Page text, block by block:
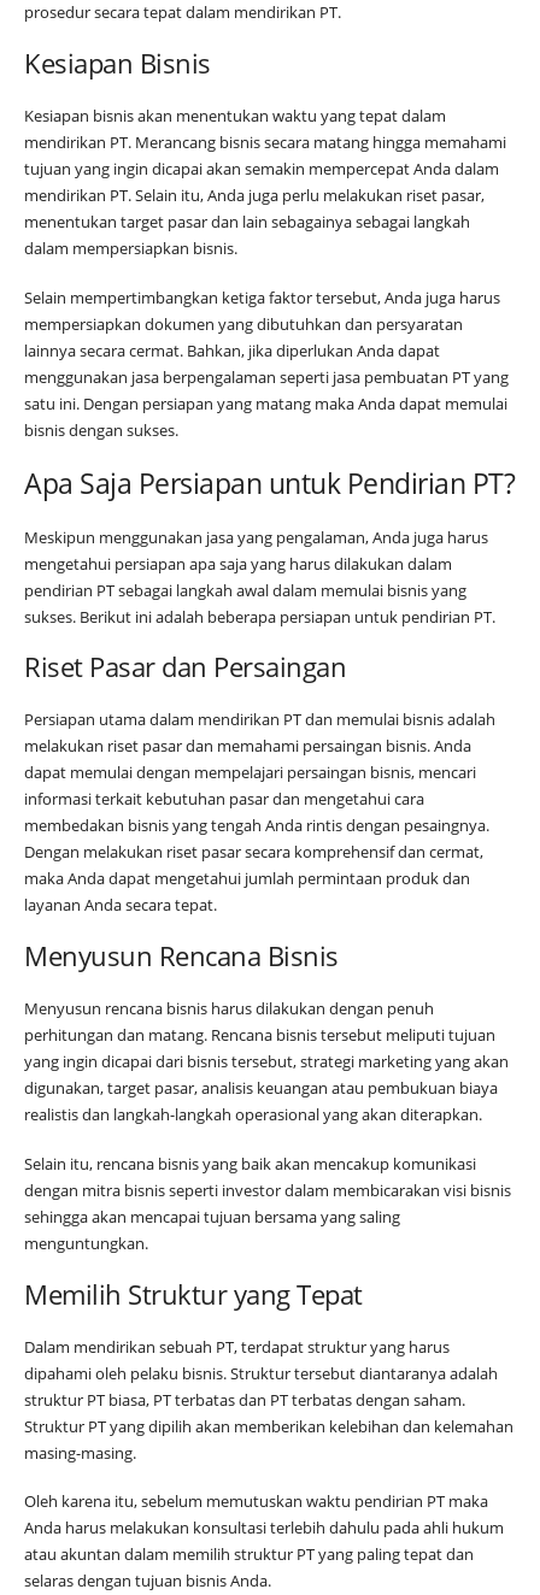
prosedur secara tepat dalam mendirikan PT.
Kesiapan Bisnis
Kesiapan bisnis akan menentukan waktu yang tepat dalam
mendirikan PT. Merancang bisnis secara matang hingga memahami
tujuan yang ingin dicapai akan semakin mempercepat Anda dalam
mendirikan PT. Selain itu, Anda juga perlu melakukan riset pasar,
menentukan target pasar dan lain sebagainya sebagai langkah
dalam mempersiapkan bisnis.
Selain mempertimbangkan ketiga faktor tersebut, Anda juga harus
mempersiapkan dokumen yang dibutuhkan dan persyaratan
lainnya secara cermat. Bahkan, jika diperlukan Anda dapat
menggunakan jasa berpengalaman seperti jasa pembuatan PT yang
satu ini. Dengan persiapan yang matang maka Anda dapat memulai
bisnis dengan sukses.
Apa Saja Persiapan untuk Pendirian PT?
Meskipun menggunakan jasa yang pengalaman, Anda juga harus
mengetahui persiapan apa saja yang harus dilakukan dalam
pendirian PT sebagai langkah awal dalam memulai bisnis yang
sukses. Berikut ini adalah beberapa persiapan untuk pendirian PT.
Riset Pasar dan Persaingan
Persiapan utama dalam mendirikan PT dan memulai bisnis adalah
melakukan riset pasar dan memahami persaingan bisnis. Anda
dapat memulai dengan mempelajari persaingan bisnis, mencari
informasi terkait kebutuhan pasar dan mengetahui cara
membedakan bisnis yang tengah Anda rintis dengan pesaingnya.
Dengan melakukan riset pasar secara komprehensif dan cermat,
maka Anda dapat mengetahui jumlah permintaan produk dan
layanan Anda secara tepat.
Menyusun Rencana Bisnis
Menyusun rencana bisnis harus dilakukan dengan penuh
perhitungan dan matang. Rencana bisnis tersebut meliputi tujuan
yang ingin dicapai dari bisnis tersebut, strategi marketing yang akan
digunakan, target pasar, analisis keuangan atau pembukuan biaya
realistis dan langkah-langkah operasional yang akan diterapkan.
Selain itu, rencana bisnis yang baik akan mencakup komunikasi
dengan mitra bisnis seperti investor dalam membicarakan visi bisnis
sehingga akan mencapai tujuan bersama yang saling
menguntungkan.
Memilih Struktur yang Tepat
Dalam mendirikan sebuah PT, terdapat struktur yang harus
dipahami oleh pelaku bisnis. Struktur tersebut diantaranya adalah
struktur PT biasa, PT terbatas dan PT terbatas dengan saham.
Struktur PT yang dipilih akan memberikan kelebihan dan kelemahan
masing-masing.
Oleh karena itu, sebelum memutuskan waktu pendirian PT maka
Anda harus melakukan konsultasi terlebih dahulu pada ahli hukum
atau akuntan dalam memilih struktur PT yang paling tepat dan
selaras dengan tujuan bisnis Anda.